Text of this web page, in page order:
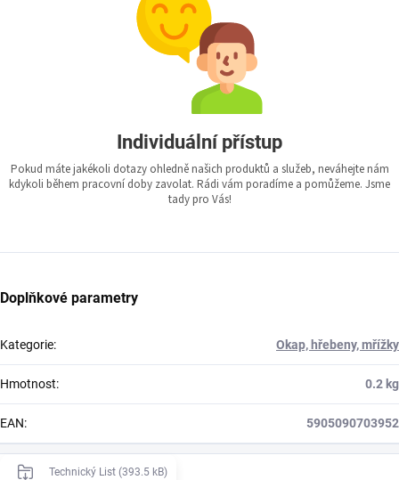
Individuální přístup
Pokud máte jakékoli dotazy ohledně našich produktů a služeb, neváhejte nám
kdykoli během pracovní doby zavolat. Rádi vám poradíme a pomůžeme. Jsme
tady pro Vás!
Doplňkové parametry
Kategorie: Okap, hřebeny, mřížky
Hmotnost: 0.2 kg
EAN: 5905090703952
Technický List (393.5 kB)